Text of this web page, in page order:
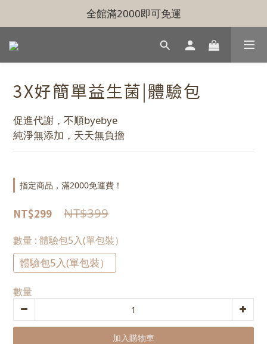
全館滿2000即可免運
3X好簡單益生菌|體驗包
促進代謝，不順byebye
純淨無添加，天天無負擔
指定商品，滿2000免運費！
NT$399
NT$299
數量 : 體驗包5入(單包裝）
體驗包5入(單包裝）
數量
加入購物車